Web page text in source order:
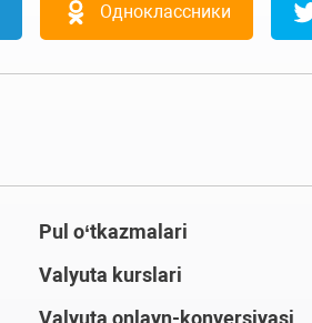
Одноклассники
Pul o‘tkazmalari
Valyuta kurslari
Valyuta onlayn-konversiyasi